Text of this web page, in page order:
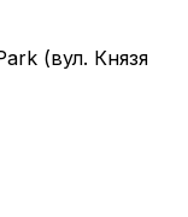
(вул. Князя